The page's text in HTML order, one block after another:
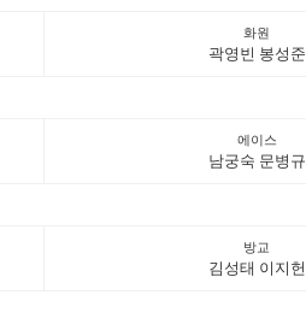
화원
곽영빈 봉성준
에이스
남궁숙 문병규
방교
김성태 이지헌